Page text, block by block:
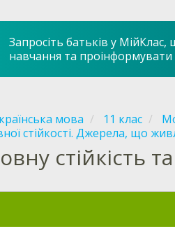
Запросіть батьків у
навчання та проінформувати
мова 11 клас
стійкості. Джерела, що
стійкість